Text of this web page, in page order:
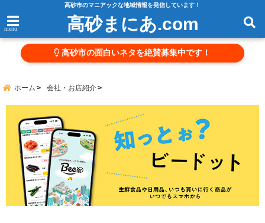
高砂市のマニアックな地域情報を発信しています！
menu 高砂まにあ.com
高砂市の面白いネタを絶賛募集中です！
ホーム 会社・お店紹介